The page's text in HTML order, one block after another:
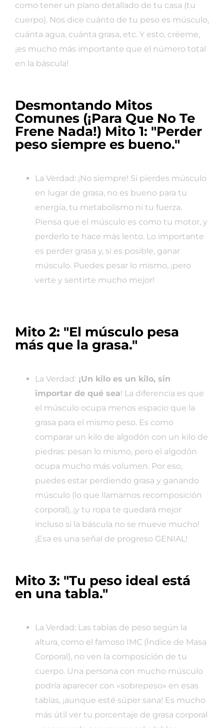
como tener un plano detallado de tu casa (tu
cuerpo). Nos dice cuánto de tu peso es músculo,
cuánta agua, cuánta grasa, etc. Y esto, créeme,
¡es mucho más importante que el número total
en la báscula!
Desmontando Mitos
Comunes (¡Para Que No Te
Frene Nada!) Mito 1: "Perder
peso siempre es bueno."
La Verdad: ¡No siempre! Si pierdes músculo
en lugar de grasa, no es bueno para tu
energía, tu metabolismo ni tu fuerza.
Piensa que el músculo es como tu motor, y
perderlo te hace más lento. Lo importante
es perder grasa y, si es posible, ganar
músculo. Puedes pesar lo mismo, ¡pero
verte y sentirte mucho mejor!
Mito 2: "El músculo pesa
más que la grasa."
La Verdad: ¡Un kilo es un kilo, sin
importar de qué sea! La diferencia es que
el músculo ocupa menos espacio que la
grasa para el mismo peso. Es como
comparar un kilo de algodón con un kilo de
piedras: pesan lo mismo, pero el algodón
ocupa mucho más volumen. Por eso,
puedes estar perdiendo grasa y ganando
músculo (lo que llamamos recomposición
corporal), ¡y tu ropa te quedará mejor
incluso si la báscula no se mueve mucho!
¡Esa es una señal de progreso GENIAL!
Mito 3: "Tu peso ideal está
en una tabla."
La Verdad: Las tablas de peso según la
altura, como el famoso IMC (Índice de Masa
Corporal), no ven la composición de tu
cuerpo. Una persona con mucho músculo
podría aparecer con «sobrepeso» en esas
tablas, ¡aunque esté súper sana! Es mucho
más útil ver tu porcentaje de grasa corporal